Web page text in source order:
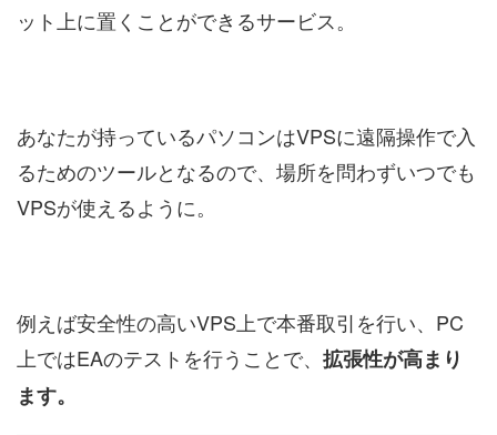
ット上に置くことができるサービス。
あなたが持っているパソコンはVPSに遠隔操作で入
るためのツールとなるので、場所を問わずいつでも
VPSが使えるように。
例えば安全性の高いVPS上で本番取引を行い、PC
上ではEAのテストを行うことで、 拡張性が高まり
ます。